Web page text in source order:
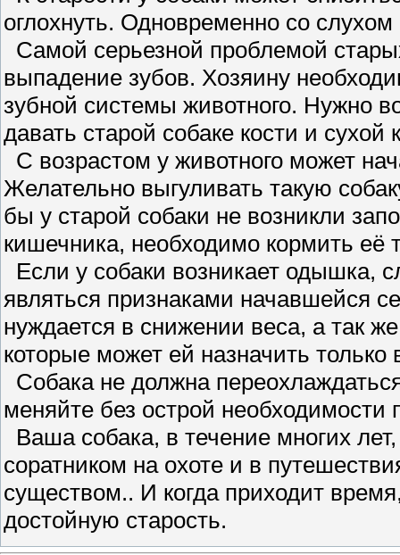
оглохнуть. Одновременно со
Самой серьезной проблемой
выпадение зубов. Хозяину
зубной системы животного. Нужно
давать старой собаке кости и сухой
С возрастом у животного может
Желательно выгуливать такую
бы у старой собаки не возникли
кишечника, необходимо кормить её
Если у собаки возникает одышка,
являться признаками начавшейся
нуждается в снижении веса, а так
которые может ей назначить
Собака не должна
меняйте без острой
Ваша собака, в течение многих
соратником на охоте и в
существом.. И когда приходит
достойную старость.